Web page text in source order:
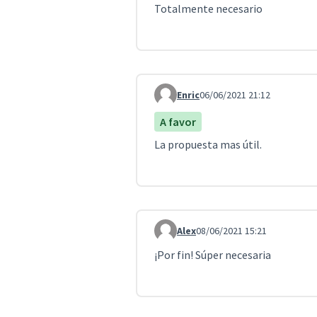
Totalmente necesario
Comentari 2017
Enric06/06/2021 21:12
A favor
La propuesta mas útil.
Comentari 2028
Alex08/06/2021 15:21
¡Por fin! Súper necesaria